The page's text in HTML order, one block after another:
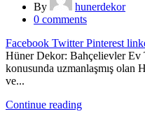
By
hunerdekor
0 comments
Facebook Twitter Pinterest
Hüner Dekor: Bahçelievler Ev
konusunda uzmanlaşmış olan
ve...
Continue reading